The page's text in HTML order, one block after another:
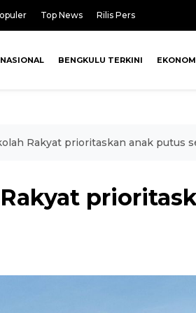
Top News Rilis Pers
NASIONAL BENGKULU TERKINI
Rakyat prioritaskan anak putus